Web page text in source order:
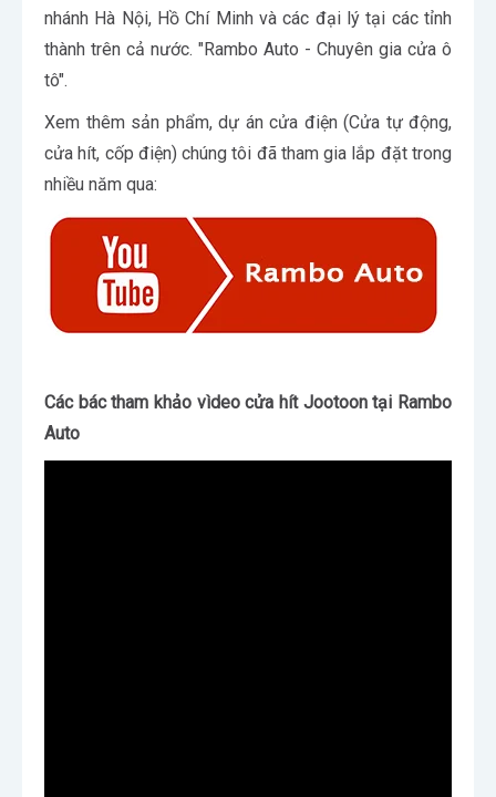
nhánh Hà Nội, Hồ Chí Minh và các đại lý tại các tỉnh
thành trên cả nước. "Rambo Auto - Chuyên gia cửa ô
tô".
Xem thêm sản phẩm, dự án cửa điện (Cửa tự động,
cửa hít, cốp điện) chúng tôi đã tham gia lắp đặt trong
nhiều năm qua:
Các bác tham khảo vìdeo cửa hít Jootoon tại Rambo
Auto